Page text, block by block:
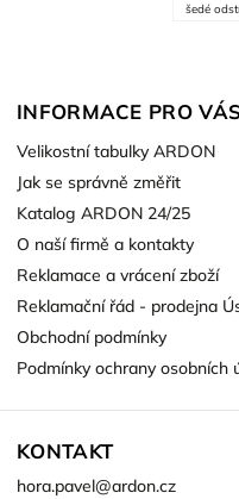
šedé
INFORMACE PRO VÁS
Velikostní tabulky ARDON
Jak se správně změřit
Katalog ARDON 24/25
O naší firmě a kontakty
Reklamace a vrácení zboží
Reklamační řád - prodejna
Obchodní podmínky
Podmínky ochrany osobních
KONTAKT
hora.pavel@ardon.cz